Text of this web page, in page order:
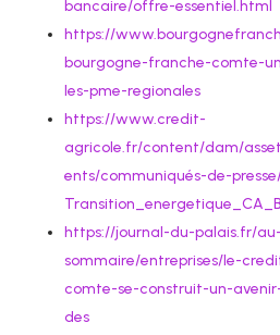
bancaire/offre-essentiel.html
https://
bourgogne-franche-comte-
les-pme-regionales
https://www.credit-
agricole.fr/content/dam/
ents/communiqués-de-
https://journal-du-palais.fr/au-
sommaire/entreprises/le-
comte-se-construit-un-
des